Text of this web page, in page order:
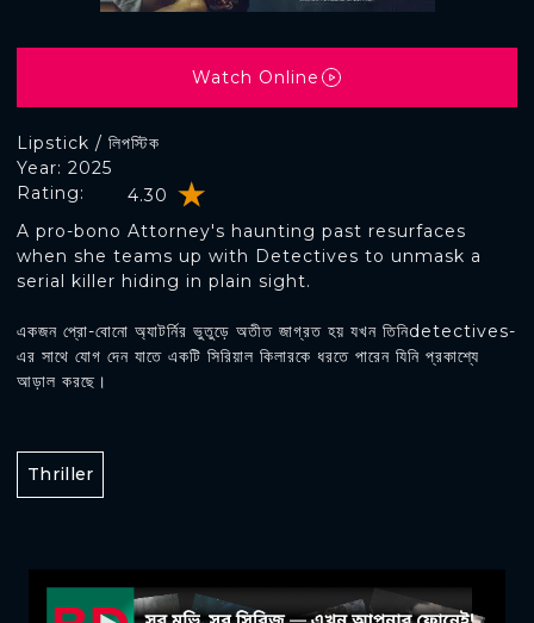
Lipstick / লিপস্টিক
Rating: 4.30
Year: 2025
A pro-bono Attorney's haunting past resurfaces
when she teams up with Detectives to unmask a
serial killer hiding in plain sight.
একজন প্রো-বোনো অ্যাটর্নির ভুতুড়ে অতীত জাগ্রত হয় যখন তিনিdetectives-
এর সাথে যোগ দেন যাতে একটি সিরিয়াল কিলারকে ধরতে পারেন যিনি প্রকাশ্যে
আড়াল করছে।
Watch Online
Thriller